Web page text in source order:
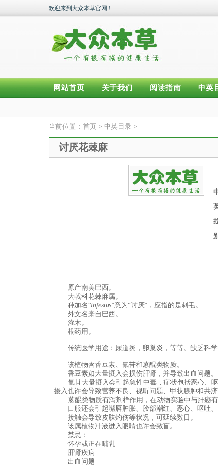
欢迎来到大众本草官网！
网站首页 关于我们 阅读指南 中英
当前位置： 首页 > 中英目录 >
讨厌花棘麻
原产南美巴西。
大戟科花棘麻属。
种加名“infestus”意为“讨厌”，应指的是刺毛。
外文名来自巴西。
灌木。
根药用。
传统医学用途：尿道炎，卵巢炎，等等。缺乏科
该植物含香豆素、氰苷和蒽醌类物质。
香豆素如大量摄入会损伤肝肾，并导致出血问题。
氰苷大量摄入会引起急性中毒，症状包括恶心、
摄入也许会导致营养不良、视听问题、甲状腺肿和共
蒽醌类物质有泻剂样作用，在动物实验中与肝癌
口服还会引起嘴唇肿胀、脸部潮红、恶心、呕吐
接触会导致皮肤灼伤等状况，可延续数日。
该属植物汁液进入眼睛也许会致盲。
禁忌：
怀孕或正在哺乳
肝肾疾病
出血问题